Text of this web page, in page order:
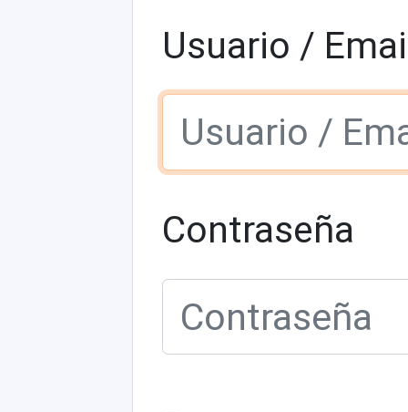
Usuario /
Contraseña